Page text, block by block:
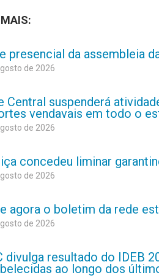
presencial da assembleia
de 2026
Central suspenderá
vendavais em todo o
de 2026
concedeu liminar
de 2026
agora o boletim da rede
de 2026
divulga resultado do IDEB
ao longo dos